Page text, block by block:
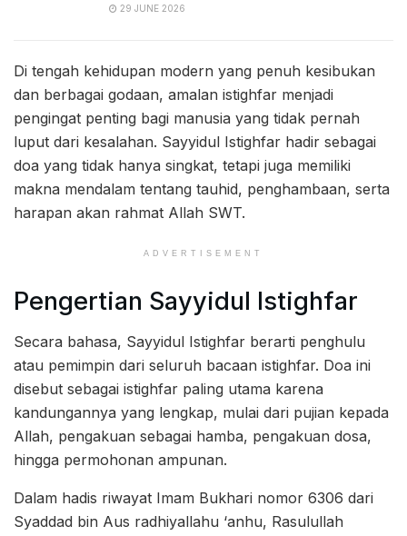
29 JUNE 2026
Di tengah kehidupan modern yang penuh kesibukan
dan berbagai godaan, amalan istighfar menjadi
pengingat penting bagi manusia yang tidak pernah
luput dari kesalahan. Sayyidul Istighfar hadir sebagai
doa yang tidak hanya singkat, tetapi juga memiliki
makna mendalam tentang tauhid, penghambaan, serta
harapan akan rahmat Allah SWT.
ADVERTISEMENT
Pengertian Sayyidul Istighfar
Secara bahasa, Sayyidul Istighfar berarti penghulu
atau pemimpin dari seluruh bacaan istighfar. Doa ini
disebut sebagai istighfar paling utama karena
kandungannya yang lengkap, mulai dari pujian kepada
Allah, pengakuan sebagai hamba, pengakuan dosa,
hingga permohonan ampunan.
Dalam hadis riwayat Imam Bukhari nomor 6306 dari
Syaddad bin Aus radhiyallahu ‘anhu, Rasulullah